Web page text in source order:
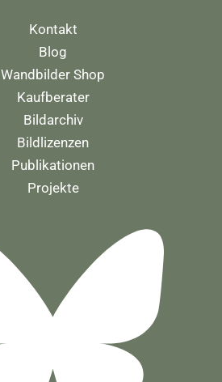
Kontakt
Blog
Wandbilder Shop
Kaufberater
Bildarchiv
Bildlizenzen
Publikationen
Projekte